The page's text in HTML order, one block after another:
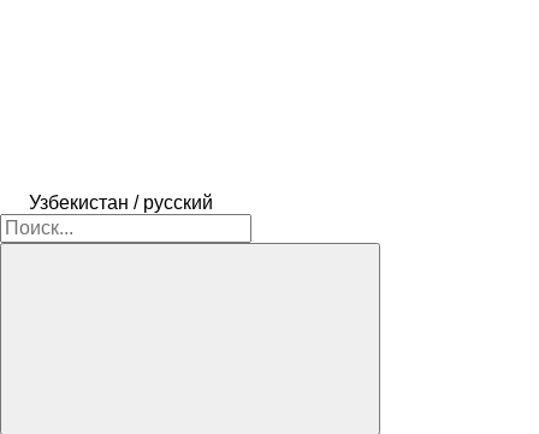
Узбекистан / русский